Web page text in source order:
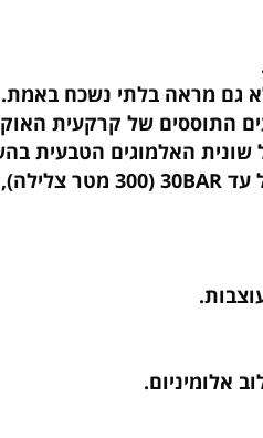
מראה בלתי נשכח באמת.